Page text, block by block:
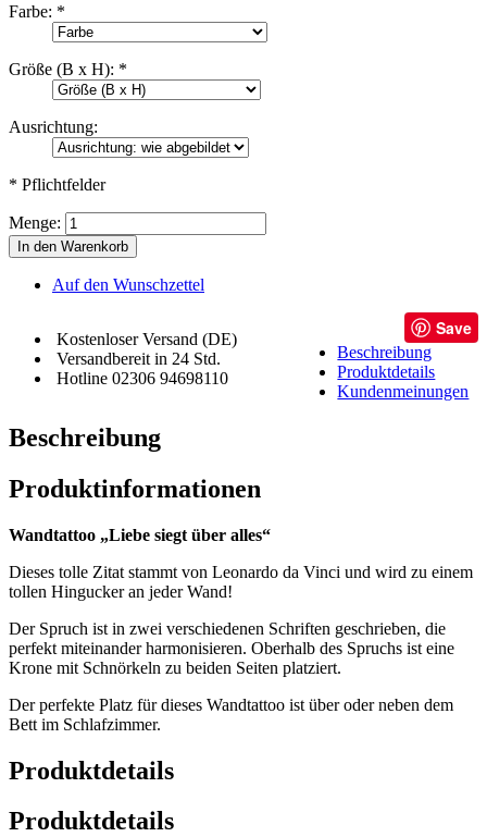
Farbe: *
Größe (B x H): *
Ausrichtung:
* Pflichtfelder
Menge:
In den Warenkorb
Auf den Wunschzettel
Kostenloser Versand (DE)
Versandbereit in 24 Std.
Hotline 02306 94698110
Save
Beschreibung
Produktdetails
Kundenmeinungen
Beschreibung
Produktinformationen
Wandtattoo „Liebe siegt über alles“
Dieses tolle Zitat stammt von Leonardo da Vinci und wird zu einem
tollen Hingucker an jeder Wand!
Der Spruch ist in zwei verschiedenen Schriften geschrieben, die
perfekt miteinander harmonisieren. Oberhalb des Spruchs ist eine
Krone mit Schnörkeln zu beiden Seiten platziert.
Der perfekte Platz für dieses Wandtattoo ist über oder neben dem
Bett im Schlafzimmer.
Produktdetails
Produktdetails